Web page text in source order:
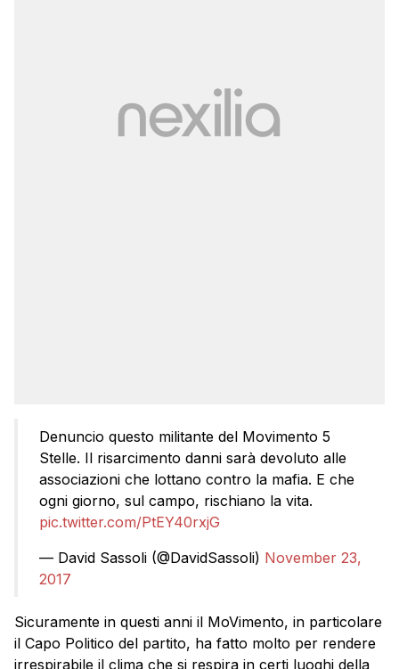
Denuncio questo militante del Movimento 5
Stelle. Il risarcimento danni sarà devoluto alle
associazioni che lottano contro la mafia. E che
ogni giorno, sul campo, rischiano la vita.
pic.twitter.com/PtEY40rxjG
— David Sassoli (@DavidSassoli) November 23,
2017
Sicuramente in questi anni il MoVimento, in particolare
il Capo Politico del partito, ha fatto molto per rendere
irrespirabile il clima che si respira in certi luoghi della